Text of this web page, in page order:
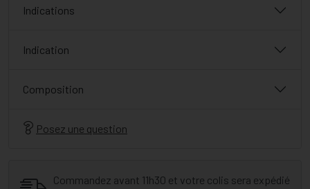
Indications
Indication
Composition
Posez une question
Commandez avant 11h30 et votre colis sera expédié